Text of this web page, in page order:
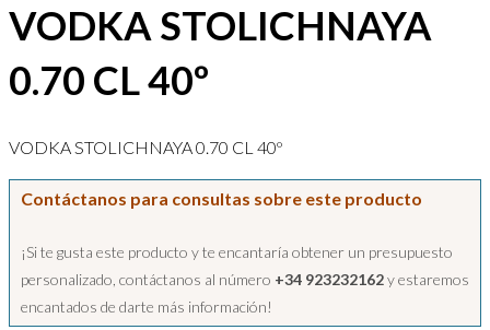
VODKA STOLICHNAYA
0.70 CL 40º
VODKA STOLICHNAYA 0.70 CL 40º
Contáctanos para consultas sobre este producto
¡Si te gusta este producto y te encantaría obtener un presupuesto
personalizado, contáctanos al número +34 923232162y estaremos
encantados de darte más información!